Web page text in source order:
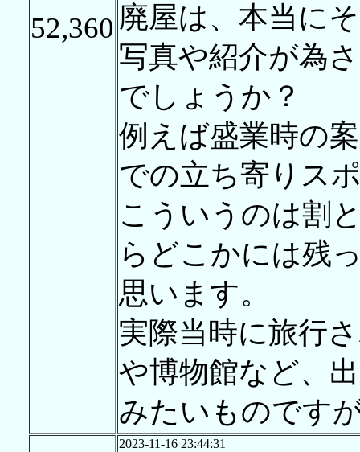
52,360 廃屋は、本当に
写真や紹介が為
でしょうか？
例えば盛業時の
での立ち寄りス
こういうのは割
らどこかには残
思います。
実際当時に旅行
や博物館など、
みたいものです
2023-11-16 23:44:31